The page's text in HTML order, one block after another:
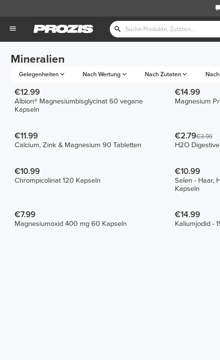
Mineralien
Gelegenheiten Nach Wertung Nach Zutaten
€12.99
Albion® Magnesiumbisglycinat 60 vegane
Kapseln
€14.99
Magnesium
€11.99
Calcium, Zink & Magnesium 90 Tabletten
€2.79€3.99
H2O
€10.99
Chrompicolinat 120 Kapseln
€10.99
Selen - Haar,
Kapseln
€7.99
Magnesiumoxid 400 mg 60 Kapseln
€14.99
Kaliumjodid -